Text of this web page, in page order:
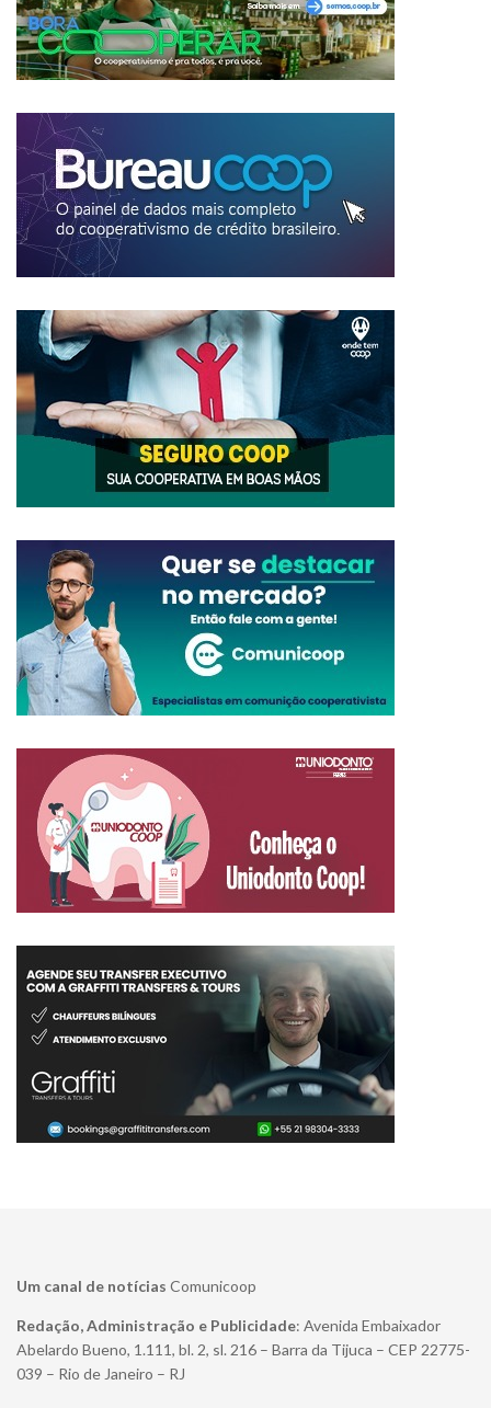
Um canal de notícias Comunicoop
Redação, Administração e Publicidade: Avenida Embaixador
Abelardo Bueno, 1.111, bl. 2, sl. 216 – Barra da Tijuca – CEP 22775-
039 – Rio de Janeiro – RJ